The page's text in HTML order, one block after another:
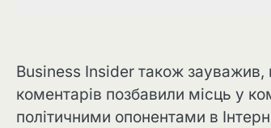
Business Insider також зауважив,
коментарів позбавили місць у
політичними опонентами в